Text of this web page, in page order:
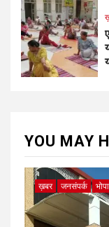
YOU MAY
ख़बर जनसंपर्क